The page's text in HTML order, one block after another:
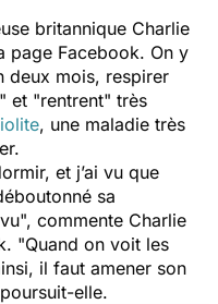
britannique Charlie
page Facebook. On y
deux mois, respirer
et "rentrent" très
, une maladie très
et j’ai vu que
sa
", commente Charlie
"Quand on voit les
il faut amener son
elle.